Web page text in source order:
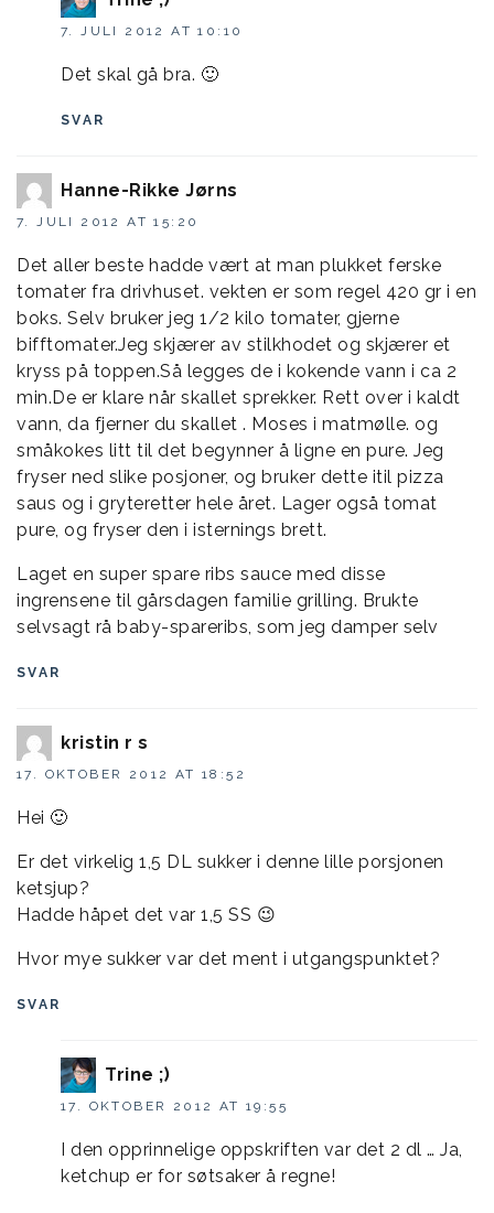
7. JULI 2012 AT 10:10
Det skal gå bra. 🙂
SVAR
Hanne-Rikke Jørns
7. JULI 2012 AT 15:20
Det aller beste hadde vært at man plukket ferske
tomater fra drivhuset. vekten er som regel 420 gr i en
boks. Selv bruker jeg 1/2 kilo tomater, gjerne
bifftomater.Jeg skjærer av stilkhodet og skjærer et
kryss på toppen.Så legges de i kokende vann i ca 2
min.De er klare når skallet sprekker. Rett over i kaldt
vann, da fjerner du skallet . Moses i matmølle. og
småkokes litt til det begynner å ligne en pure. Jeg
fryser ned slike posjoner, og bruker dette itil pizza
saus og i gryteretter hele året. Lager også tomat
pure, og fryser den i isternings brett.
Laget en super spare ribs sauce med disse
ingrensene til gårsdagen familie grilling. Brukte
selvsagt rå baby-spareribs, som jeg damper selv
SVAR
kristin r s
17. OKTOBER 2012 AT 18:52
Hei 🙂
Er det virkelig 1,5 DL sukker i denne lille porsjonen
ketsjup?
Hadde håpet det var 1,5 SS 😉
Hvor mye sukker var det ment i utgangspunktet?
SVAR
Trine ;)
17. OKTOBER 2012 AT 19:55
I den opprinnelige oppskriften var det 2 dl … Ja,
ketchup er for søtsaker å regne!